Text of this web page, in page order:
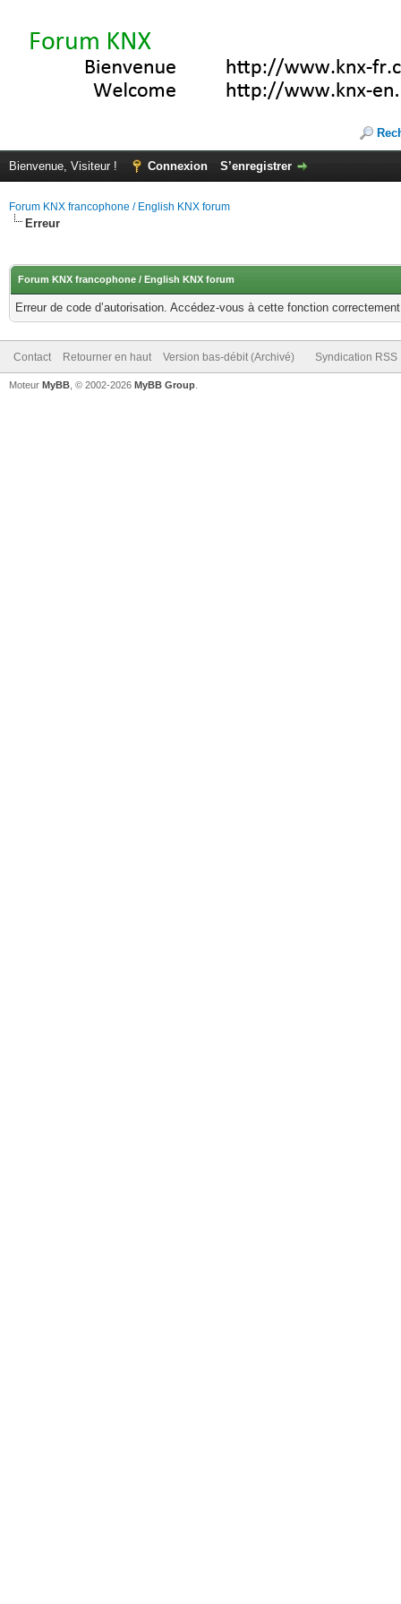
Bienvenue, Visiteur ! Connexion S’enregistrer
Forum KNX francophone / English KNX forum
Erreur
Forum KNX francophone / English KNX forum
Erreur de code d’autorisation. Accédez-vous à cette fonction
Contact Retourner en haut Version bas-débit (Archivé) Syndication RSS
Moteur MyBB , © 2002-2026 MyBB Group